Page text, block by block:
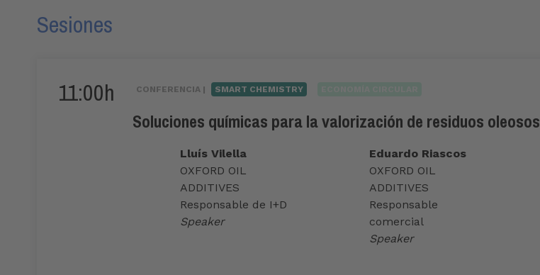
Sesiones
11:00h CONFERENCIA | SMART CHEMISTRY
Soluciones químicas para la valorización de residuos oleosos
Lluís Vilella
OXFORD OIL
ADDITIVES
Responsable de I+D
Speaker
Eduardo Riascos
OXFORD OIL
ADDITIVES
Responsable
comercial
Speaker